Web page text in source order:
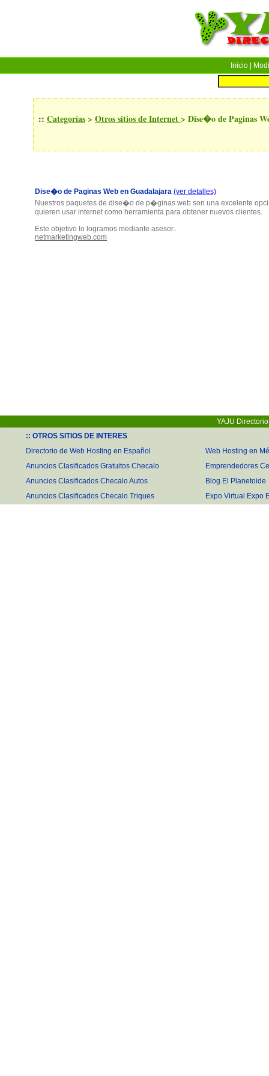
Inicio |
:: Categorías > Otros sitios de Internet > Dise�o de Paginas
Dise�o de Paginas Web en Guadalajara (ver detalles)
Nuestros paquetes de dise�o de p�ginas web son una excelente
quieren usar internet como herramienta para obtener nuevos clientes.
Este objetivo lo logramos mediante asesor..
netmarketingweb.com
YAJU
:: OTROS SITIOS DE INTERES
Directorio de Web Hosting en Español
Web Hosting en
Anuncios Clasificados Gratuitos Checalo
Emprendedores
Anuncios Clasificados Checalo Autos
Blog El Planetoide
Anuncios Clasificados Checalo Triques
Expo Virtual Expo